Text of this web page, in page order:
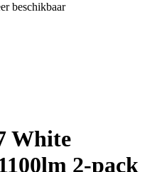
beschikbaar
White
2-pack